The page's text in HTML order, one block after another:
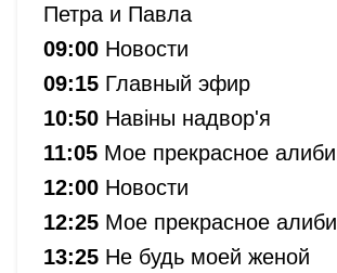
Петра и Павла
09:00 Новости
09:15 Главный эфир
10:50 Навіны надвор'я
11:05 Мое прекрасное алиби
12:00 Новости
12:25 Мое прекрасное алиби
13:25 Не будь моей женой